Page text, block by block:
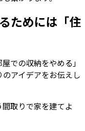
ためには「住
での収納をやめる」
アイデアをお伝えし
間取りで家を建てよ